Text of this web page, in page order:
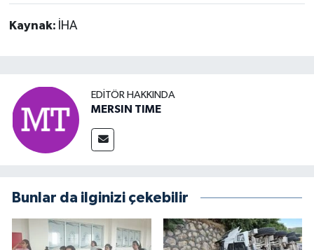
Kaynak: İHA
EDITÖR HAKKINDA
MERSIN TIME
Bunlar da ilginizi çekebilir